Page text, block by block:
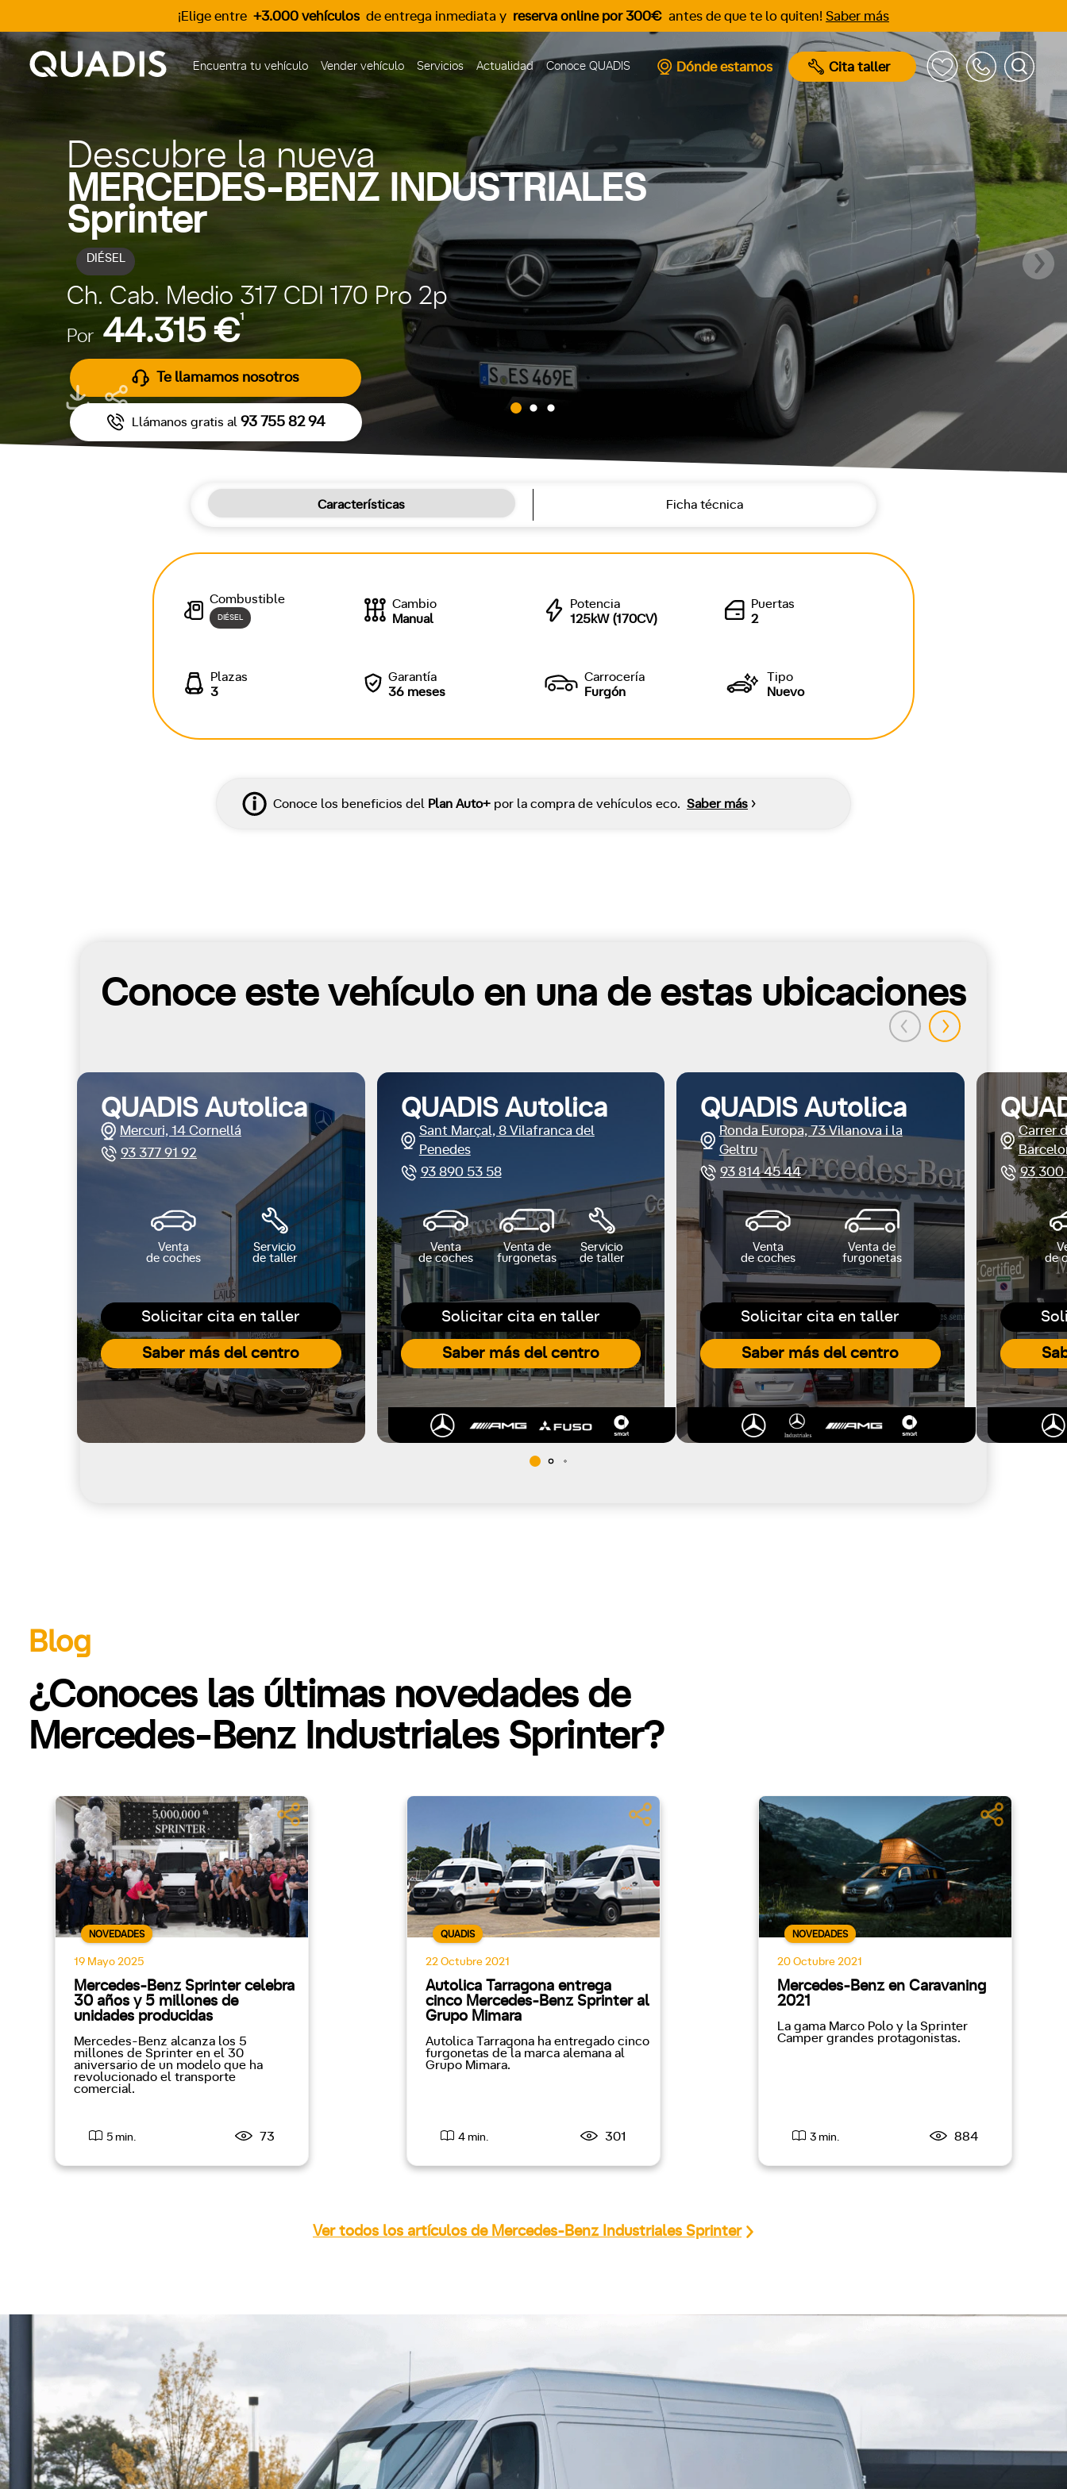
¡Elige entre +3.000 vehículos de entrega inmediata y reserva online por 300€ antes de que te lo quiten! Saber más
Encuentra tu vehículo Vender vehículo Servicios Actualidad Conoce QUADIS Dónde estamos Cita taller
Descubre la nueva
MERCEDES-BENZ INDUSTRIALES
Sprinter
DIÉSEL
Ch. Cab. Medio 317 CDI 170 Pro 2p
Por 44.315 €1
Te llamamos nosotros
Llámanos gratis al 93 755 82 94
Características Ficha técnica
Combustible
DIÉSEL
Cambio
Manual
Potencia
125kW (170CV)
Puertas
2
Plazas
3
Garantía
36 meses
Carrocería
Furgón
Tipo
Nuevo
Conoce los beneficios del Plan Auto+ por la compra de vehículos eco. Saber más
Conoce este vehículo en una de estas ubicaciones
Solicitar cita en taller
Saber más del centro
QUADIS Autolica
Mercuri, 14 Cornellá
93 377 91 92
Venta
de coches
Servicio
de taller
Solicitar cita en taller
Saber más del centro
QUADIS Autolica
Sant Marçal, 8 Vilafranca del
Penedes
93 890 53 58
Venta
de coches
Venta de
furgonetas
Servicio
de taller
Solicitar cita en taller
Saber más del centro
QUADIS Autolica
Ronda Europa, 73 Vilanova i la
Geltru
93 814 45 44
Venta
de coches
Venta de
furgonetas
Carrer
93 300
de
Blog
¿Conoces las últimas novedades de
Mercedes-Benz Industriales Sprinter?
NOVEDADES
19 Mayo 2025
Mercedes-Benz Sprinter celebra
30 años y 5 millones de
unidades producidas
Mercedes-Benz alcanza los 5
millones de Sprinter en el 30
aniversario de un modelo que ha
revolucionado el transporte
comercial.
5 min. 73
QUADIS
22 Octubre 2021
Autolica Tarragona entrega
cinco Mercedes-Benz Sprinter al
Grupo Mimara
Autolica Tarragona ha entregado cinco
furgonetas de la marca alemana al
Grupo Mimara.
4 min. 301
NOVEDADES
20 Octubre 2021
Mercedes-Benz en Caravaning
2021
La gama Marco Polo y la Sprinter
Camper grandes protagonistas.
3 min. 884
Ver todos los artículos de Mercedes-Benz Industriales Sprinter